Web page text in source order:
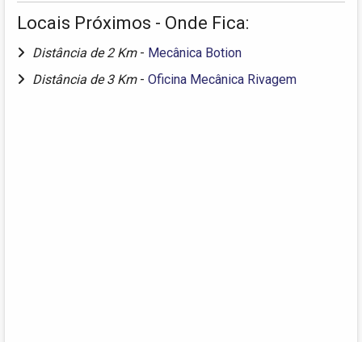
Locais Próximos - Onde Fica:
Distância de 2 Km - Mecânica Botion
Distância de 3 Km - Oficina Mecânica Rivagem